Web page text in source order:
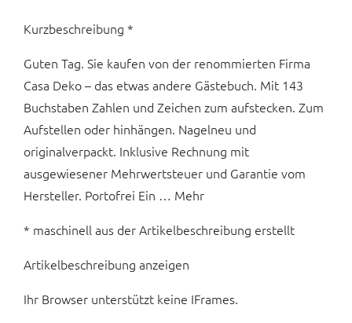
Kurzbeschreibung *
Guten Tag. Sie kaufen von der renommierten Firma
Casa Deko – das etwas andere Gästebuch. Mit 143
Buchstaben Zahlen und Zeichen zum aufstecken. Zum
Aufstellen oder hinhängen. Nagelneu und
originalverpackt. Inklusive Rechnung mit
ausgewiesener Mehrwertsteuer und Garantie vom
Hersteller. Portofrei Ein … Mehr
* maschinell aus der Artikelbeschreibung erstellt
Artikelbeschreibung anzeigen
Ihr Browser unterstützt keine IFrames.